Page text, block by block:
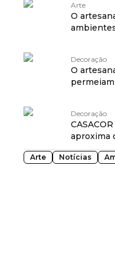
Arte
O
Decoração
O
Decoração
aproxima
Arte Notícias